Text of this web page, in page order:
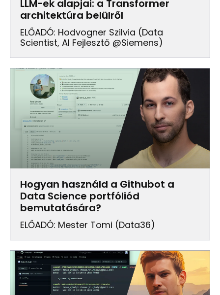
LLM-ek alapjai: a Transformer
architektúra belülről
ELŐADÓ: Hodvogner Szilvia (Data
Scientist, AI Fejlesztő @Siemens)
Hogyan használd a Githubot a
Data Science portfóliód
bemutatására?
ELŐADÓ: Mester Tomi (Data36)